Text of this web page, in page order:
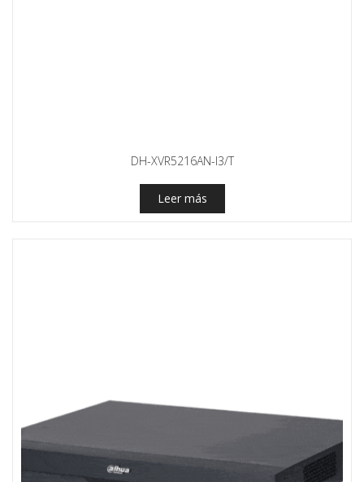
DH-XVR5216AN-I3/T
Leer más